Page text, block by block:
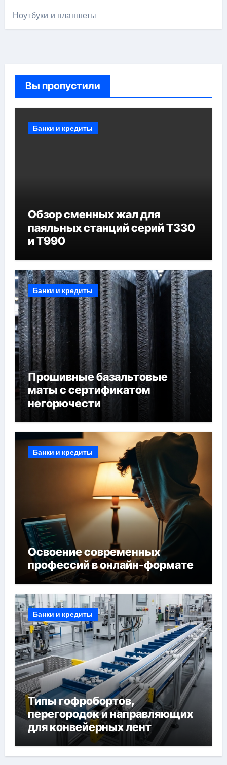
Ноутбуки и планшеты
Вы пропустили
Банки и кредиты
Обзор сменных жал для
паяльных станций серий T330
и T990
Банки и кредиты
Прошивные базальтовые
маты с сертификатом
негорючести
Банки и кредиты
Освоение современных
профессий в онлайн-формате
Банки и кредиты
Типы гофробортов,
перегородок и направляющих
для конвейерных лент